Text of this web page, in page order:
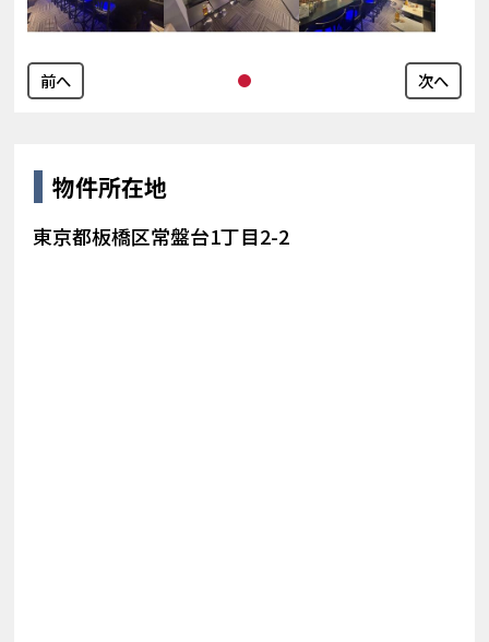
前へ 次へ
物件所在地
東京都板橋区常盤台1丁目2-2